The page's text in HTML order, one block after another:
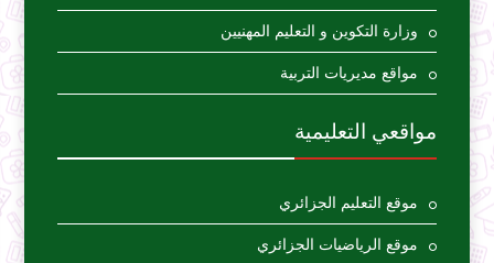
وزارة التكوين و التعليم المهنيين
مواقع مديريات التربية
مواقعي التعليمية
موقع التعليم الجزائري
موقع الرياضيات الجزائري